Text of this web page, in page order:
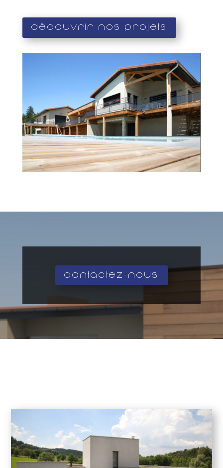
Découvrir nos projets
Contactez-nous